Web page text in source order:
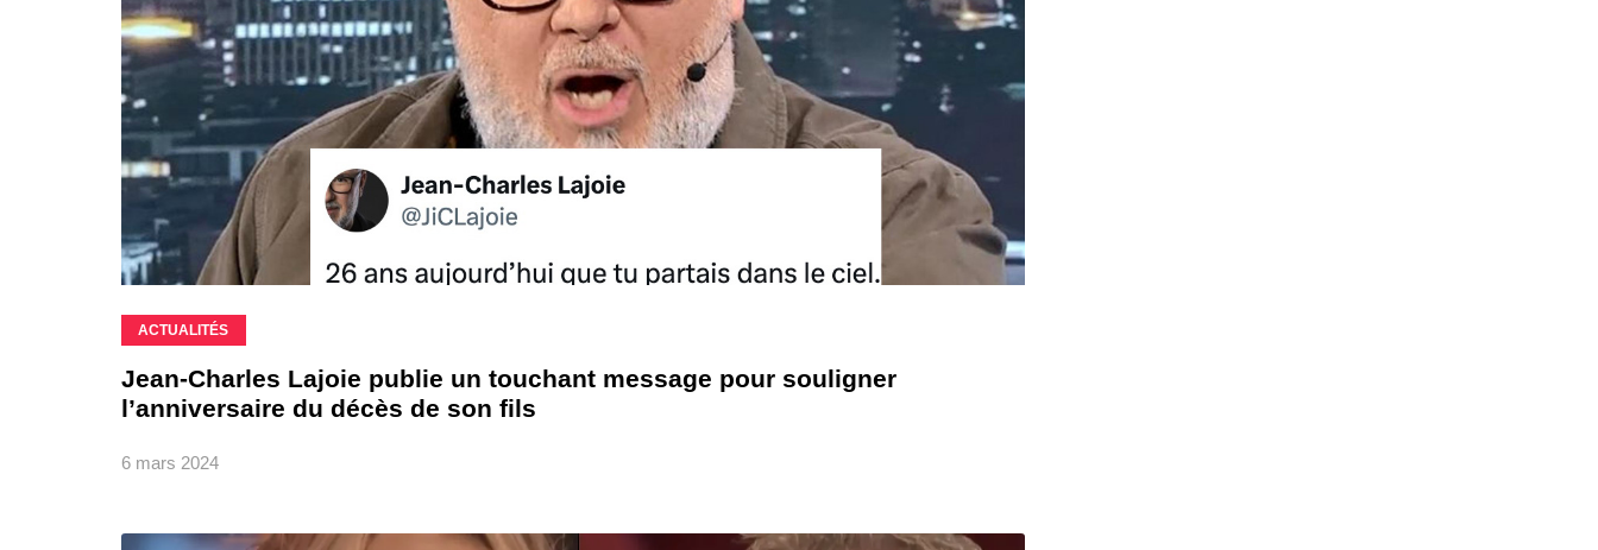
ACTUALITÉS
Jean-Charles Lajoie publie un touchant message pour souligner
l’anniversaire du décès de son fils
6 mars 2024